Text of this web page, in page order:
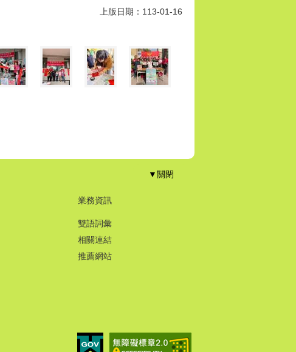
上版日期：113-01-16
▼關閉
業務資訊
雙語詞彙
相關連結
推薦網站